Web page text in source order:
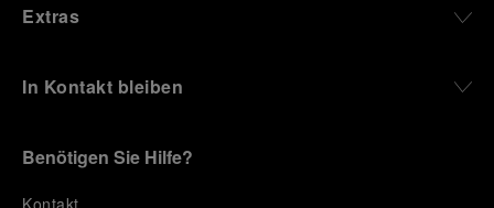
Extras
In Kontakt bleiben
Benötigen Sie Hilfe?
Kontakt